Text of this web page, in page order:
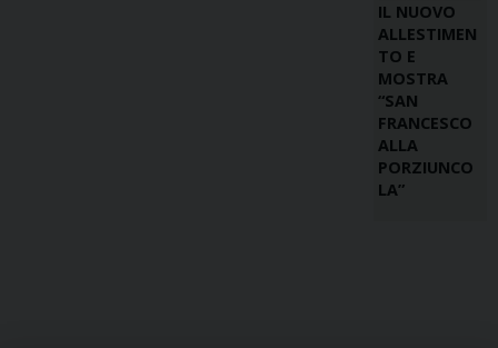
IL NUOVO
ALLESTIMEN
TO E
MOSTRA
“SAN
FRANCESCO
ALLA
PORZIUNCO
LA”